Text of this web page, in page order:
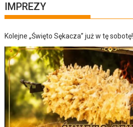
IMPREZY
Kolejne „Święto Sękacza” już w tę sobotę!